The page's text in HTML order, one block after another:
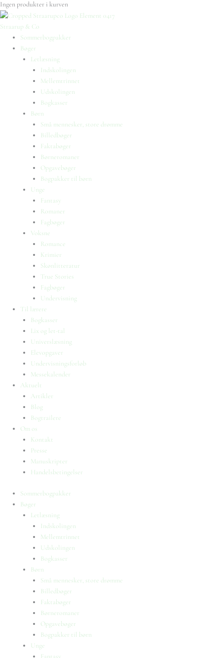
Ingen produkter i kurven
Straarup & Co
Sommerbogpakker
Bøger
Letlæsning
Indskolingen
Mellemtrinnet
Udskolingen
Bogkasser
Børn
Små mennesker, store drømme
Billedbøger
Faktabøger
Børneromaner
Opgavebøger
Bogpakker til børn
Unge
Fantasy
Romaner
Fagbøger
Voksne
Romance
Krimier
Skønlitteratur
True Stories
Fagbøger
Undervisning
Til lærere
Bogkasser
Lix og let-tal
Universlæsning
Elevopgaver
Undervisningsforløb
Messekalender
Aktuelt
Artikler
Blog
Bogtrailere
Om os
Kontakt
Presse
Manuskripter
Handelsbetingelser
Sommerbogpakker
Bøger
Letlæsning
Indskolingen
Mellemtrinnet
Udskolingen
Bogkasser
Børn
Små mennesker, store drømme
Billedbøger
Faktabøger
Børneromaner
Opgavebøger
Bogpakker til børn
Unge
Fantasy